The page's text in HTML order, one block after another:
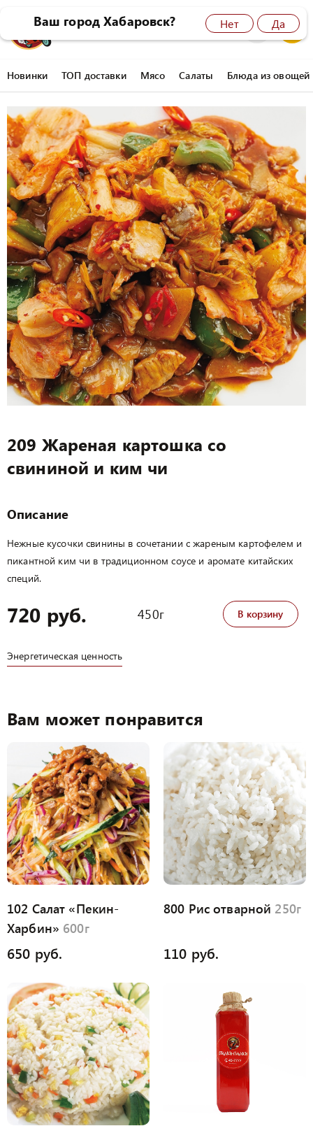
8 (4212) 45-77-77 0
Новинки ТОП доставки Мясо Салаты Блюда из овощей
209 Жареная картошка со
свининой и ким чи
Описание
Нежные кусочки свинины в сочетании с жареным картофелем и
пикантной ким чи в традиционном соусе и аромате китайских
специй.
720 руб. 450г В корзину
Энергетическая ценность
Вам может понравится
102 Салат «Пекин-
Харбин» 600г
650 руб.
800 Рис отварной 250г
110 руб.
Ваш город Хабаровск? Да
Нет